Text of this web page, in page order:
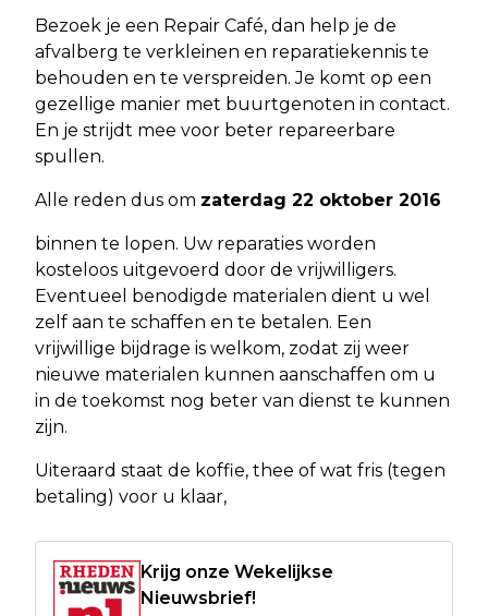
Bezoek je een Repair Café, dan help je de
afvalberg te verkleinen en reparatiekennis te
behouden en te verspreiden. Je komt op een
gezellige manier met buurtgenoten in contact.
En je strijdt mee voor beter repareerbare
spullen.
Alle reden dus om zaterdag 22 oktober 2016
binnen te lopen. Uw reparaties worden
kosteloos uitgevoerd door de vrijwilligers.
Eventueel benodigde materialen dient u wel
zelf aan te schaffen en te betalen. Een
vrijwillige bijdrage is welkom, zodat zij weer
nieuwe materialen kunnen aanschaffen om u
in de toekomst nog beter van dienst te kunnen
zijn.
Uiteraard staat de koffie, thee of wat fris (tegen
betaling) voor u klaar,
Krijg onze Wekelijkse
Nieuwsbrief!